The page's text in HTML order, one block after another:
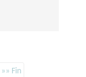
»» Fin